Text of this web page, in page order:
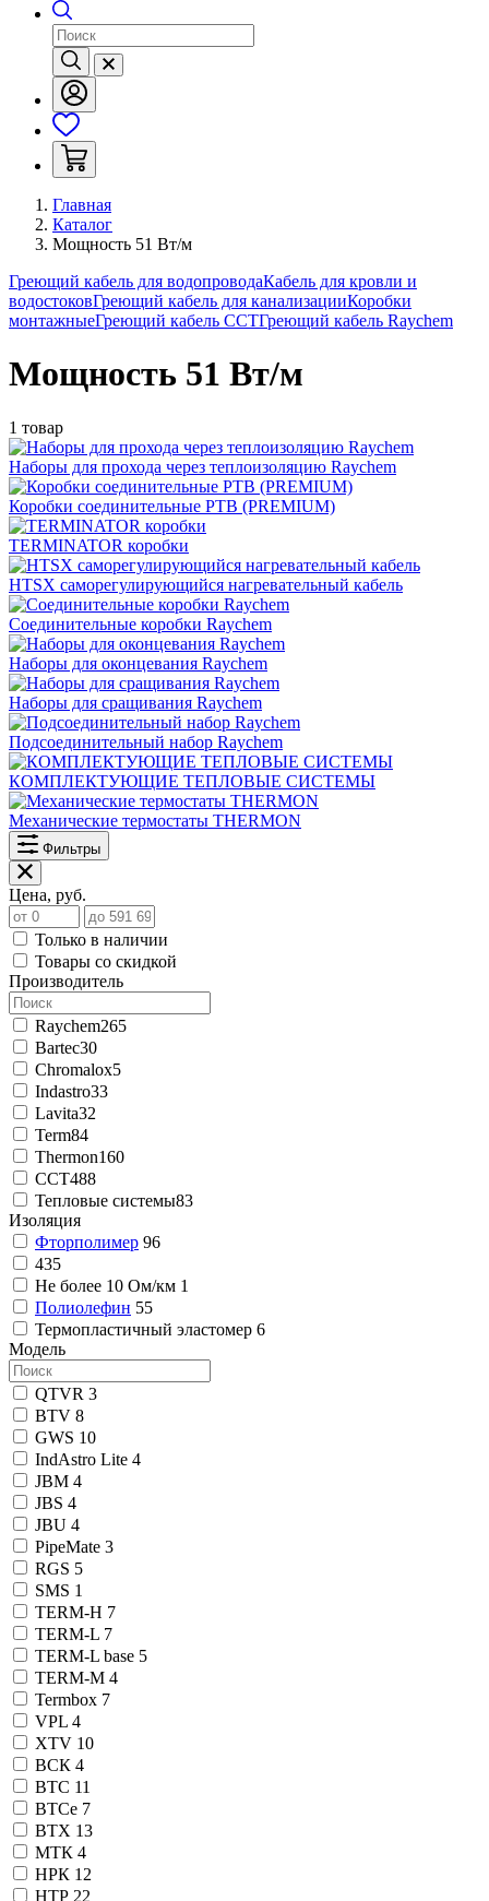
Главная
Каталог
Мощность 51 Вт/м
Греющий кабель для водопроводаКабель для кровли и
водостоковГреющий кабель для канализацииКоробки
монтажныеГреющий кабель ССТГреющий кабель Raychem
Мощность 51 Вт/м
1 товар
Наборы для прохода через теплоизоляцию Raychem
Коробки соединительные РТВ (PREMIUM)
TERMINATOR коробки
HTSX саморегулирующийся нагревательный кабель
Соединительные коробки Raychem
Наборы для оконцевания Raychem
Наборы для сращивания Raychem
Подсоединительный набор Raychem
КОМПЛЕКТУЮЩИЕ ТЕПЛОВЫЕ СИСТЕМЫ
Механические термостаты THERMON
Фильтры
Цена, руб.
Только в наличии
Товары со скидкой
Производитель
Raychem265
Bartec30
Chromalox5
Indastro33
Lavita32
Term84
Thermon160
ССТ488
Тепловые системы83
Изоляция
Фторполимер 96
435
Не более 10 Ом/км 1
Полиолефин 55
Термопластичный эластомер 6
Модель
QTVR 3
BTV 8
GWS 10
IndAstro Lite 4
JBM 4
JBS 4
JBU 4
PipeMate 3
RGS 5
SMS 1
TERM-H 7
TERM-L 7
TERM-L base 5
TERM-М 4
Termbox 7
VPL 4
XTV 10
ВСК 4
ВТС 11
ВТСе 7
ВТХ 13
МТК 4
НРК 12
НТР 22